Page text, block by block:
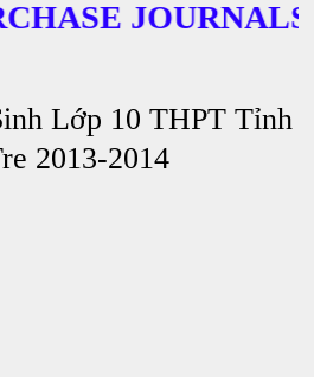
JOURNALS
Lớp 10 THPT Tỉnh
2013-2014